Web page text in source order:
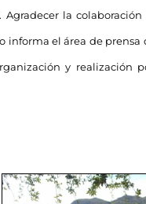
la
informa el área de
y realización